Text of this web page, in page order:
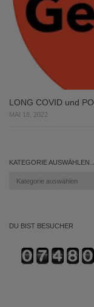
LONG COVID und
MAI 18, 2022
KATEGORIE AUSWÄHLEN…
Kategorie
DU BIST BESUCHER